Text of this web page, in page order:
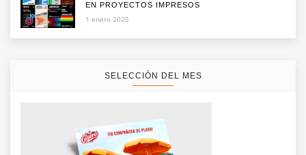
EN PROYECTOS IMPRESOS
1 enero 2025
SELECCIÓN DEL MES